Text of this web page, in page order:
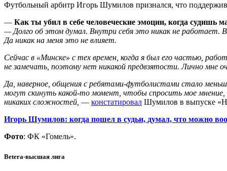
Футбольный арбитр Игорь Шумилов признался, что
— Как ты убил в себе человеческие эмоции, когда
— Долго об этом думал. Внутри себя это никак не работает.
Да никак на меня это не влияет.
Сейчас в «Минске» с тех времен, когда я был его частью,
не замечать, поэтому нет никакой предвзятости. Лично мне
Да, наверное, общения с ребятами-футболистами стало
могут скинуть какой-то момент, чтобы спросить мое
никаких сложностей, — констатировал Шумилов в выпуске
Игорь Шумилов: когда пошел в судьи, думал, что можно
Фото: ФК «Гомель».
Betera-высшая лига